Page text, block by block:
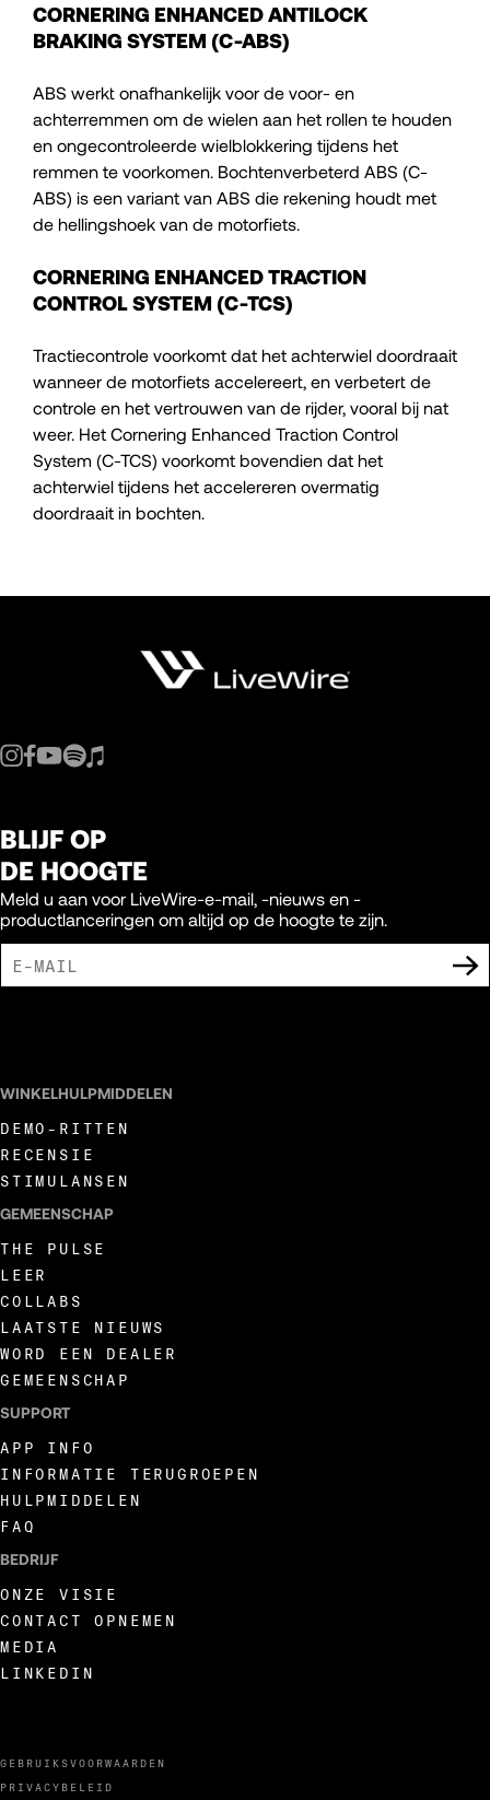
CORNERING ENHANCED ANTILOCK
BRAKING SYSTEM (C-ABS)
ABS werkt onafhankelijk voor de voor- en
achterremmen om de wielen aan het rollen te houden
en ongecontroleerde wielblokkering tijdens het
remmen te voorkomen. Bochtenverbeterd ABS (C-
ABS) is een variant van ABS die rekening houdt met
de hellingshoek van de motorfiets.
CORNERING ENHANCED TRACTION
CONTROL SYSTEM (C-TCS)
Tractiecontrole voorkomt dat het achterwiel doordraait
wanneer de motorfiets accelereert, en verbetert de
controle en het vertrouwen van de rijder, vooral bij nat
weer. Het Cornering Enhanced Traction Control
System (C-TCS) voorkomt bovendien dat het
achterwiel tijdens het accelereren overmatig
doordraait in bochten.
BLIJF OP
DE HOOGTE
Meld u aan voor LiveWire-e-mail, -nieuws en -
productlanceringen om altijd op de hoogte te zijn.
GEBRUIKSVOORWAARDEN
PRIVACYBELEID
WINKELHULPMIDDELEN
DEMO-RITTEN
RECENSIE
STIMULANSEN
GEMEENSCHAP
THE PULSE
LEER
COLLABS
LAATSTE NIEUWS
WORD EEN DEALER
GEMEENSCHAP
SUPPORT
APP INFO
INFORMATIE TERUGROEPEN
HULPMIDDELEN
FAQ
BEDRIJF
ONZE VISIE
CONTACT OPNEMEN
MEDIA
LINKEDIN